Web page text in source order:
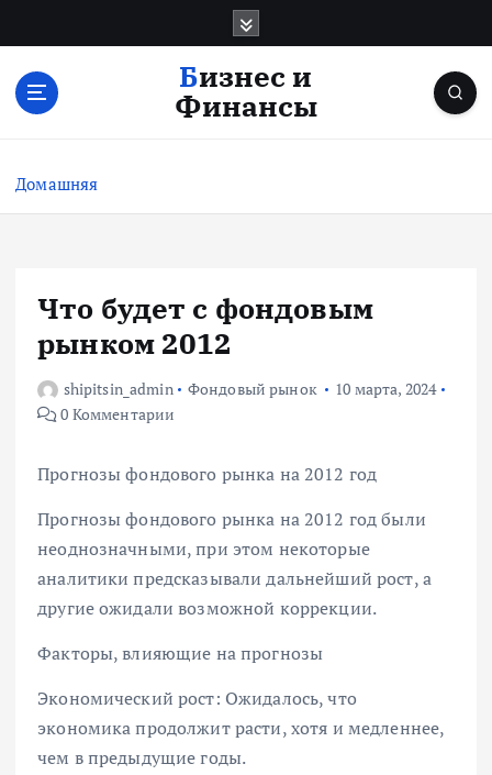
с
Бизнес и
Финансы
Домашняя
Что будет с фондовым
рынком 2012
shipitsin_admin Фондовый рынок
10 марта, 2024
0 Комментарии
Прогнозы фондового рынка на 2012 год
Прогнозы фондового рынка на 2012 год были
неоднозначными, при этом некоторые
аналитики предсказывали дальнейший рост, а
другие ожидали возможной коррекции.
Факторы, влияющие на прогнозы
Экономический рост: Ожидалось, что
экономика продолжит расти, хотя и медленнее,
чем в предыдущие годы.